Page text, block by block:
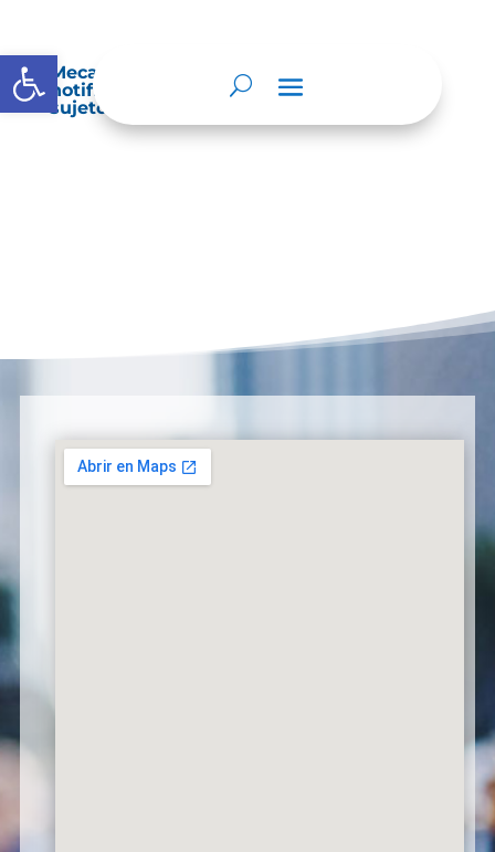
Abrir barra de herramientas
Mecanismos internos de supervisión,
notificación y vigilancia pertinente del
sujeto obligado